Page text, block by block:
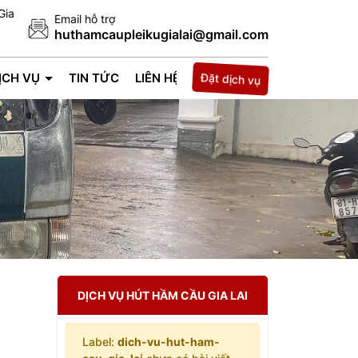
Email hỗ trợ
huthamcaupleikugialai@gmail.com
VỤ TIN TỨC LIÊN HỆ Đặt dịch vụ
DỊCH VỤ HÚT HẦM CẦU GIA LAI
Label: dich-vu-hut-ham-